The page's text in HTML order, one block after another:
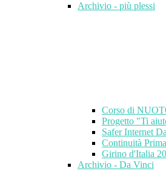
Archivio - più plessi
Corso di
Progetto "Ti
Safer Internet
Continuità
Girino d'Italia
Archivio - Da Vinci